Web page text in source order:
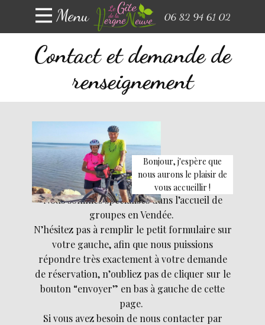
Menu
Contact et demande de
renseignement
Nous sommes spécialisés dans l’accueil de
groupes en Vendée.
N’hésitez pas à remplir le petit formulaire sur
votre gauche, afin que nous puissions
répondre très exactement à votre demande
de réservation, n’oubliez pas de cliquer sur le
bouton “envoyer” en bas à gauche de cette
page.
Si vous avez besoin de nous contacter par
Bonjour, j'espère que
nous aurons le plaisir de
vous accueillir !